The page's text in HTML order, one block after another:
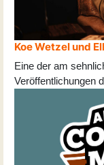
Koe Wetzel und
Eine der am
Veröffentlichungen